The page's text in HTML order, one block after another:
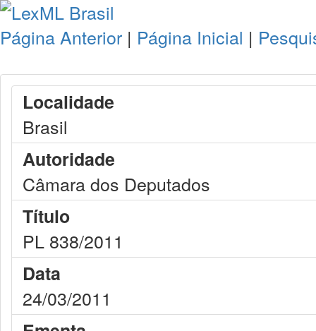
Página Anterior | Página Inicial |
Localidade
Brasil
Autoridade
Câmara dos Deputados
Título
PL 838/2011
Data
24/03/2011